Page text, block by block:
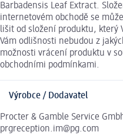
Barbadensis Leaf Extract.
internetovém obchodě se
lišit od složení produktu, který
Vám odlišnosti nebudou z
možnosti vrácení produktu v
obchodními podmínkami.
Výrobce / Dodavatel
Procter & Gamble Service
prgreception.im@pg.com